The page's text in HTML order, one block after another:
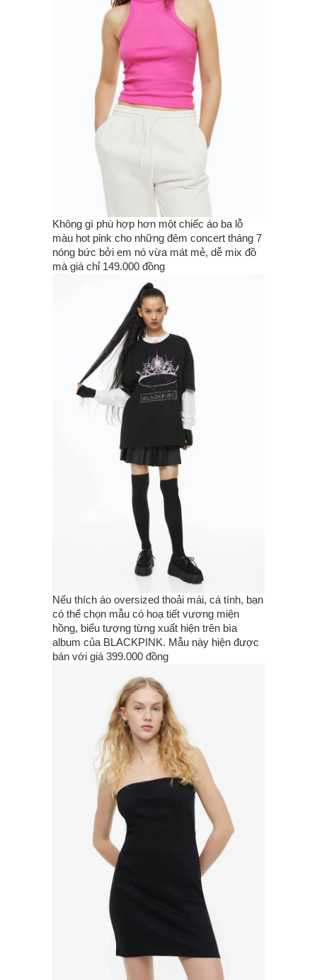
Không gì phù hợp hơn một chiếc áo ba lỗ
màu hot pink cho những đêm concert tháng 7
nóng bức bởi em nó vừa mát mẻ, dễ mix đồ
mà giá chỉ 149.000 đồng
Nếu thích áo oversized thoải mái, cá tính, bạn
có thể chọn mẫu có hoạ tiết vương miện
hồng, biểu tượng từng xuất hiện trên bìa
album của BLACKPINK. Mẫu này hiện được
bán với giá 399.000 đồng